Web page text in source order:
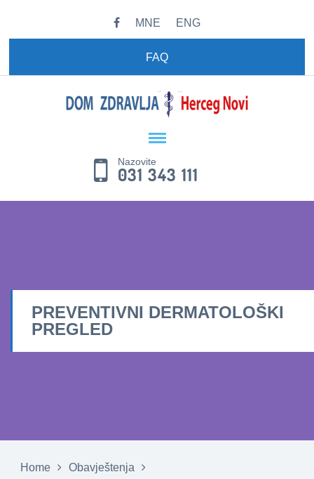
MNE ENG
FAQ
Nazovite
031 343 111
PREVENTIVNI DERMATOLOŠKI
PREGLED
Home
Obavještenja